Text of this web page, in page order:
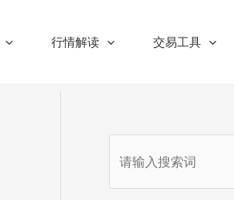
行情解读 交易工具